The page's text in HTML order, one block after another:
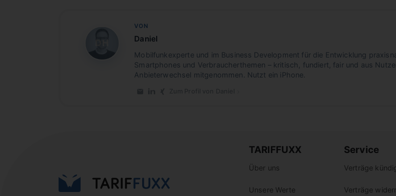
DH
VON
Daniel
Mobilfunkexperte und im Business Development für die Entwicklung
Smartphones und Verbraucherthemen – kritisch, fundiert, fair und aus
Anbieterwechsel mitgenommen. Nutzt ein iPhone.
TARIFFUXX
Über uns
Unsere Werte
Service
Verträge
Verträge